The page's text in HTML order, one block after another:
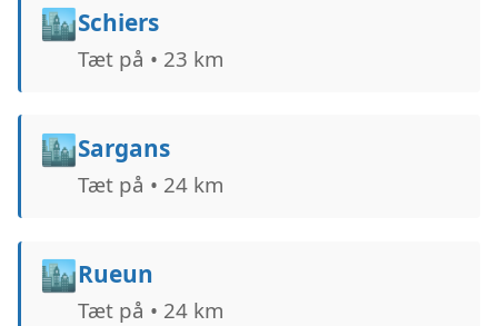
🏙️Schiers
Tæt på • 23 km
🏙️Sargans
Tæt på • 24 km
🏙️Rueun
Tæt på • 24 km